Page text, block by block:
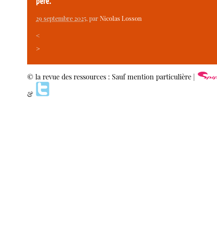
29 septembre 2025, parNicolas Losson
<
>
© la revue des ressources : Sauf mention particulière |
&